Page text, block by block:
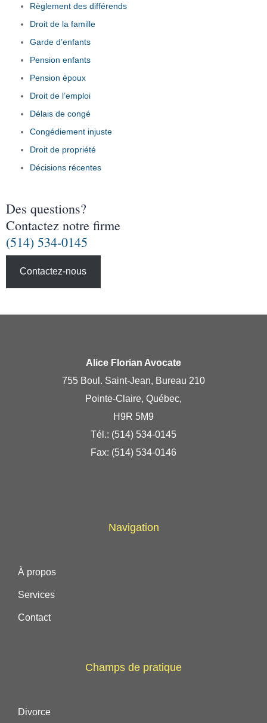
Règlement des différends
Droit de la famille
Garde d’enfants
Pension enfants
Pension époux
Droit de l’emploi
Délais de congé
Congédiement injuste
Droit de propriété
Décisions récentes
Des questions?
Contactez notre firme
(514) 534-0145
Contactez-nous
Alice Florian Avocate
755 Boul. Saint-Jean, Bureau 210
Pointe-Claire, Québec,
H9R 5M9
Tél.: (514) 534-0145
Fax: (514) 534-0146
Navigation
À propos
Services
Contact
Champs de pratique
Divorce